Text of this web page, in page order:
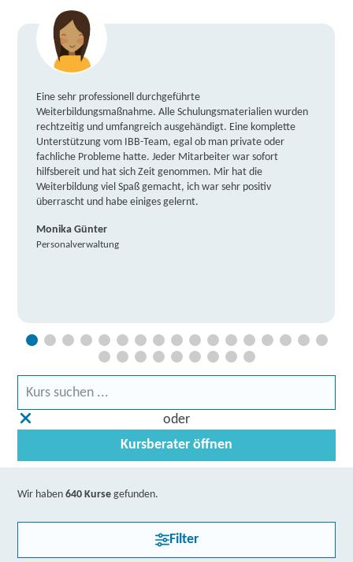
Eine sehr professionell durchgeführte
Weiterbildungsmaßnahme. Alle Schulungsmaterialien wurden
rechtzeitig und umfangreich ausgehändigt. Eine komplette
Unterstützung vom IBB-Team, egal ob man private oder
fachliche Probleme hatte. Jeder Mitarbeiter war sofort
hilfsbereit und hat sich Zeit genommen. Mir hat die
Weiterbildung viel Spaß gemacht, ich war sehr positiv
überrascht und habe einiges gelernt.
Monika Günter
Personalverwaltung
oder
Kursberater öffnen
Wir haben640 Kurse gefunden.
Filter